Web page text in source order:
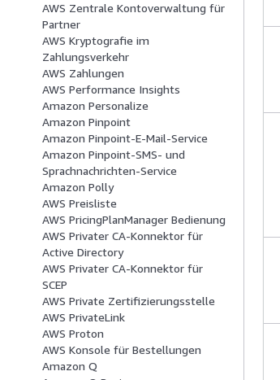
AWS Zentrale Kontoverwaltung für
Partner
AWS Kryptografie im
Zahlungsverkehr
AWS Zahlungen
AWS Performance Insights
Amazon Personalize
Amazon Pinpoint
Amazon Pinpoint-E-Mail-Service
Amazon Pinpoint-SMS- und
Sprachnachrichten-Service
Amazon Polly
AWS Preisliste
AWS PricingPlanManager Bedienung
AWS Privater CA-Konnektor für
Active Directory
AWS Privater CA-Konnektor für
SCEP
AWS Private Zertifizierungsstelle
AWS PrivateLink
AWS Proton
AWS Konsole für Bestellungen
Amazon Q